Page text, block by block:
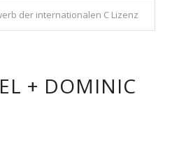
der internationalen C Lizenz
+ DOMINIC